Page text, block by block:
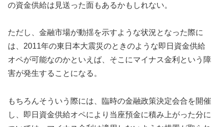
の資金供給は見送った面もあるかもしれない。
ただし、金融市場が動揺を示すような状況となった際に
は、2011年の東日本大震災のときのような即日資金供給
オペが可能なのかといえば、そこにマイナス金利という障
害が発生することになる。
もちろんそういう際には、臨時の金融政策決定会合を開催
し、即日資金供給オペにより当座預金に積み上がった分に